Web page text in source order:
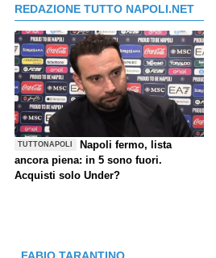
REDAZIONE TUTTO NAPOLI.NET
TUTTONAPOLI
Napoli fermo, lista
ancora piena: in 5 sono fuori.
Acquisti solo Under?